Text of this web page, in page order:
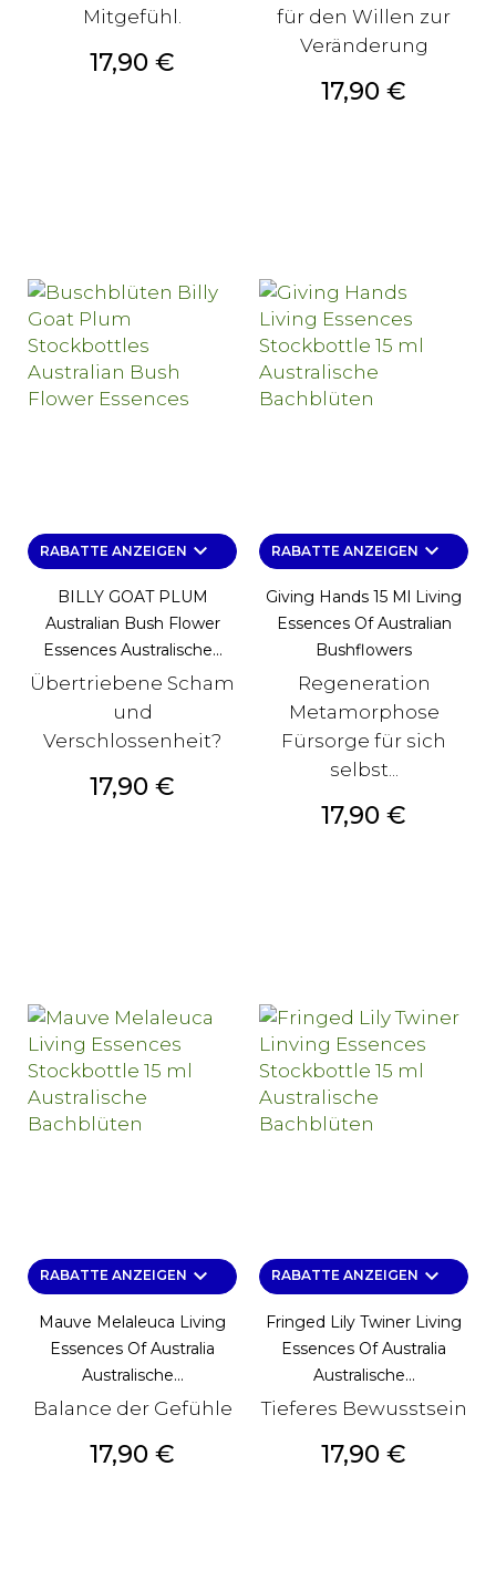
Mitgefühl.
Preis
17,90 €
für den Willen zur
Veränderung
Preis
17,90 €
RABATTE ANZEIGEN keyboard_arrow_down
BILLY GOAT PLUM
Australian Bush Flower
Essences Australische...
Übertriebene Scham
und
Verschlossenheit?
Preis
17,90 €
RABATTE ANZEIGEN keyboard_arrow_down
Giving Hands 15 Ml Living
Essences Of Australian
Bushflowers
Regeneration
Metamorphose
Fürsorge für sich
selbst...
Preis
17,90 €
RABATTE ANZEIGEN keyboard_arrow_down
Mauve Melaleuca Living
Essences Of Australia
Australische...
Balance der Gefühle
Preis
17,90 €
RABATTE ANZEIGEN keyboard_arrow_down
Fringed Lily Twiner Living
Essences Of Australia
Australische...
Tieferes Bewusstsein
Preis
17,90 €